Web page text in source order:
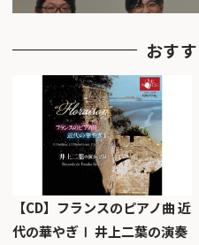
おす
【CD】フランスのピアノ曲 近
代の華やぎⅠ 井上二葉の演奏